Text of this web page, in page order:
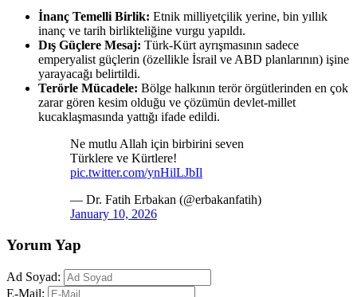
İnanç Temelli Birlik: Etnik milliyetçilik yerine, bin yıllık
inanç ve tarih birlikteliğine vurgu yapıldı.
Dış Güçlere Mesaj: Türk-Kürt ayrışmasının sadece
emperyalist güçlerin (özellikle İsrail ve ABD planlarının) işine
yarayacağı belirtildi.
Terörle Mücadele: Bölge halkının terör örgütlerinden en çok
zarar gören kesim olduğu ve çözümün devlet-millet
kucaklaşmasında yattığı ifade edildi.
Ne mutlu Allah için birbirini seven
Türklere ve Kürtlere!
pic.twitter.com/ynHilLJbIl
— Dr. Fatih Erbakan (@erbakanfatih)
January 10, 2026
Yorum Yap
Ad Soyad:
E-Mail: